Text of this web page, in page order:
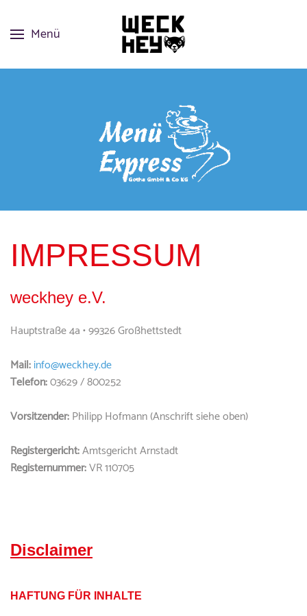
Menü
IMPRESSUM
weckhey e.V.
Hauptstraße 4a • 99326 Großhettstedt
Mail:info@weckhey.de
Telefon:03629 / 800252
Vorsitzender:Philipp Hofmann (Anschrift siehe oben)
Registergericht:Amtsgericht Arnstadt
Registernummer:VR 110705
Disclaimer
HAFTUNG FÜR INHALTE